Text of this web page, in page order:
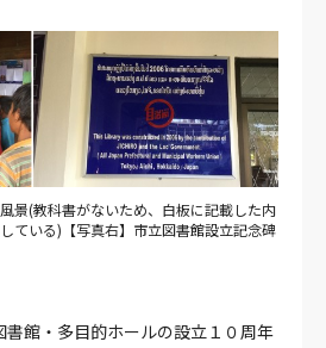
景(教科書がないため、白板に記載した内
ている)【写真右】市立図書館設立記念碑
書館・多目的ホールの設立１０周年